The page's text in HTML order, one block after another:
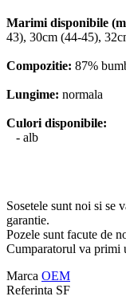
Marimi disponibile
43), 30cm (44-45),
Compozitie: 87%
Lungime: normala
Culori disponibile:
- alb
Sosetele sunt noi si se
garantie.
Pozele sunt facute de
Cumparatorul va primi
Marca OEM
Referinta SF